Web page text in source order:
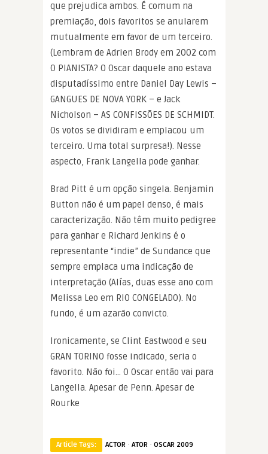
que prejudica ambos. É comum na
premiação, dois favoritos se anularem
mutualmente em favor de um terceiro.
(Lembram de Adrien Brody em 2002 com
O PIANISTA? O Oscar daquele ano estava
disputadíssimo entre Daniel Day Lewis –
GANGUES DE NOVA YORK – e Jack
Nicholson – AS CONFISSÕES DE SCHMIDT.
Os votos se dividiram e emplacou um
terceiro. Uma total surpresa!). Nesse
aspecto, Frank Langella pode ganhar.
Brad Pitt é um opção singela. Benjamin
Button não é um papel denso, é mais
caracterização. Não têm muito pedigree
para ganhar e Richard Jenkins é o
representante “indie” de Sundance que
sempre emplaca uma indicação de
interpretação (Alías, duas esse ano com
Melissa Leo em RIO CONGELADO). No
fundo, é um azarão convicto.
Ironicamente, se Clint Eastwood e seu
GRAN TORINO fosse indicado, seria o
favorito. Não foi… O Oscar então vai para
Langella. Apesar de Penn. Apesar de
Rourke
Article Tags: ACTOR · ATOR · OSCAR 2009